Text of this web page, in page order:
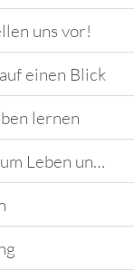
uns vor!
einen Blick
lernen
Raum zum Leben und Lernen